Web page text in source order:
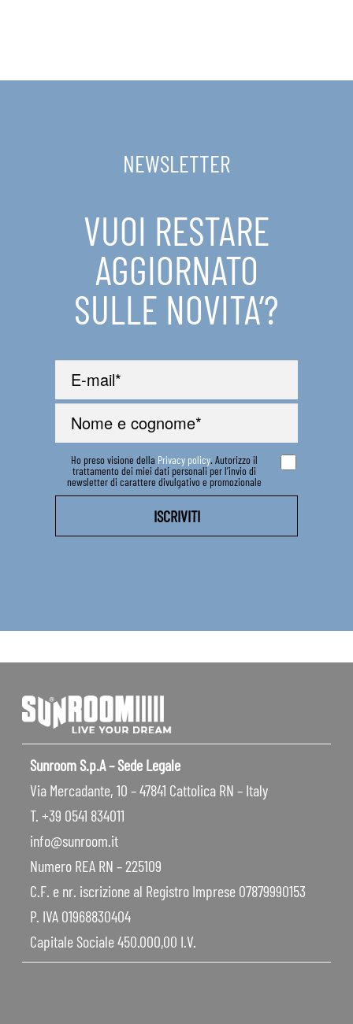
NEWSLETTER
VUOI RESTARE
AGGIORNATO
SULLE NOVITA’?
Ho preso visione della Privacy policy. Autorizzo il
trattamento dei miei dati personali per l’invio di
newsletter di carattere divulgativo e promozionale
Sunroom S.p.A – Sede Legale
Via Mercadante, 10 – 47841 Cattolica RN – Italy
T. +39 0541 834011
info@sunroom.it
Numero REA RN – 225109
C.F. e nr. iscrizione al Registro Imprese 07879990153
P. IVA 01968830404
Capitale Sociale 450.000,00 I.V.